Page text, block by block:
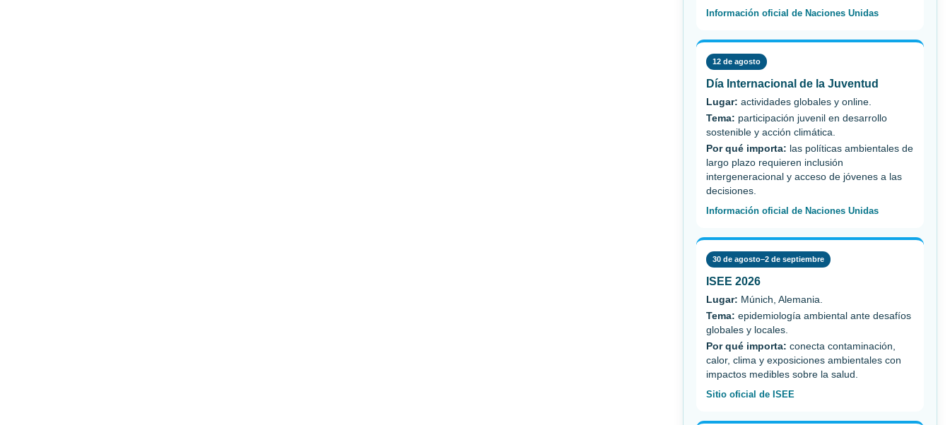
Información oficial de Naciones Unidas
12 de agosto
Día Internacional de la Juventud
Lugar: actividades globales y online.
Tema: participación juvenil en desarrollo
sostenible y acción climática.
Por qué importa: las políticas ambientales de
largo plazo requieren inclusión
intergeneracional y acceso de jóvenes a las
decisiones.
Información oficial de Naciones Unidas
30 de agosto–2 de septiembre
ISEE 2026
Lugar: Múnich, Alemania.
Tema: epidemiología ambiental ante desafíos
globales y locales.
Por qué importa: conecta contaminación,
calor, clima y exposiciones ambientales con
impactos medibles sobre la salud.
Sitio oficial de ISEE